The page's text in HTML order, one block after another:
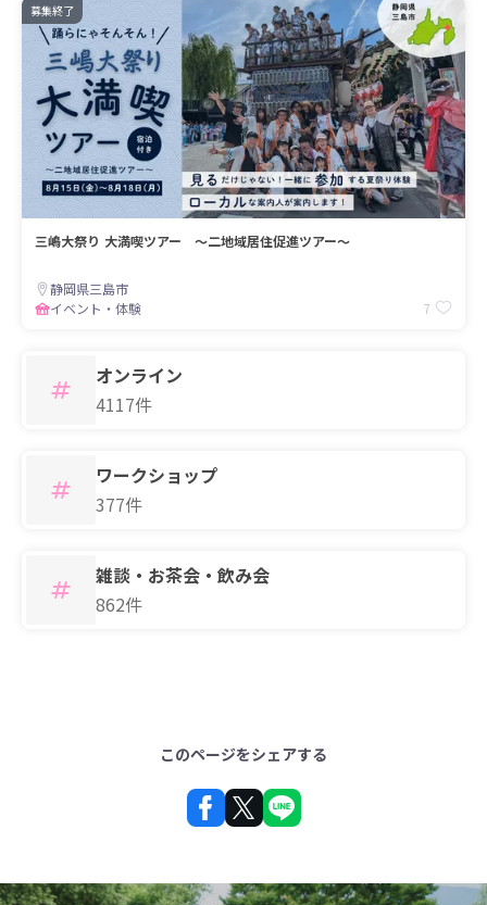
募集終了
三嶋大祭り 大満喫ツアー 〜二地域居住促進ツアー〜
静岡県三島市
イベント・体験
7
オンライン
4117件
ワークショップ
377件
雑談・お茶会・飲み会
862件
このページをシェアする